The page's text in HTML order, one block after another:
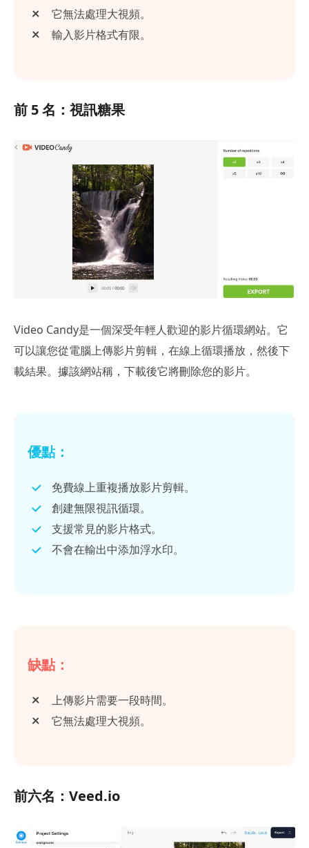
它無法處理大視頻。
輸入影片格式有限。
前 5 名：視訊糖果
Video Candy是一個深受年輕人歡迎的影片循環網站。它
可以讓您從電腦上傳影片剪輯，在線上循環播放，然後下
載結果。據該網站稱，下載後它將刪除您的影片。
優點：
免費線上重複播放影片剪輯。
創建無限視訊循環。
支援常見的影片格式。
不會在輸出中添加浮水印。
缺點：
上傳影片需要一段時間。
它無法處理大視頻。
前六名：Veed.io